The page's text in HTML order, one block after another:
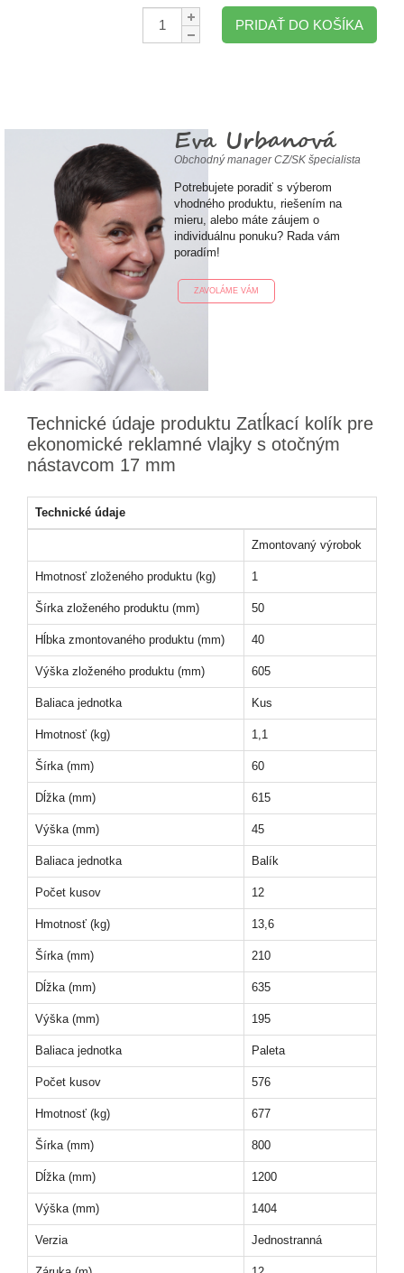
Množstvo:
PRIDAŤ DO KOŠÍKA
Eva Urbanová
Obchodný manager CZ/SK špecialista
Potrebujete poradiť s výberom
vhodného produktu, riešením na
mieru, alebo máte záujem o
individuálnu ponuku? Rada vám
poradím!
ZAVOLÁME VÁM
Technické údaje produktu Zatĺkací kolík pre
ekonomické reklamné vlajky s otočným
nástavcom 17 mm
Technické údaje
Zmontovaný výrobok
Hmotnosť zloženého produktu (kg) 1
Šírka zloženého produktu (mm) 50
Hĺbka zmontovaného produktu (mm) 40
Výška zloženého produktu (mm) 605
Baliaca jednotka Kus
Hmotnosť (kg) 1,1
Šírka (mm) 60
Dĺžka (mm) 615
Výška (mm) 45
Baliaca jednotka Balík
Počet kusov 12
Hmotnosť (kg) 13,6
Šírka (mm) 210
Dĺžka (mm) 635
Výška (mm) 195
Baliaca jednotka Paleta
Počet kusov 576
Hmotnosť (kg) 677
Šírka (mm) 800
Dĺžka (mm) 1200
Výška (mm) 1404
Verzia Jednostranná